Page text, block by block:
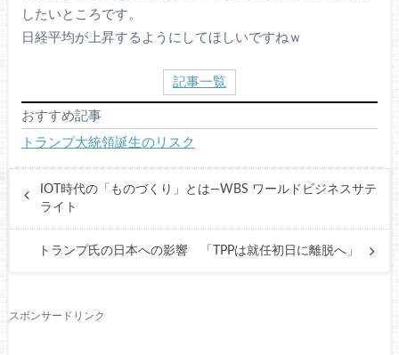
したいところです。
日経平均が上昇するようにしてほしいですねｗ
記事一覧
おすすめ記事
トランプ大統領誕生のリスク
IOT時代の「ものづくり」とは―WBS ワールドビジネスサテ
ライト
トランプ氏の日本への影響 「TPPは就任初日に離脱へ」
スポンサードリンク